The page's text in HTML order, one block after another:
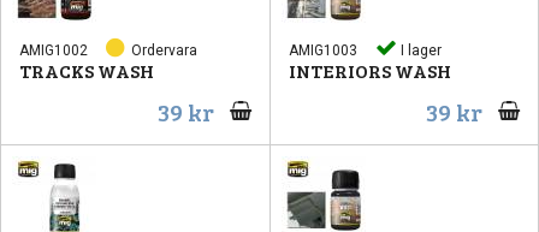
AMIG1002 Ordervara
TRACKS WASH
39 kr
AMIG1003 I lager
INTERIORS WASH
39 kr